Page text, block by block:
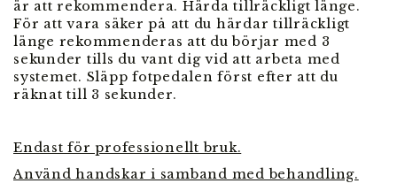
är att rekommendera. Härda tillräckligt länge.
För att vara säker på att du härdar tillräckligt
länge rekommenderas att du börjar med 3
sekunder tills du vant dig vid att arbeta med
systemet. Släpp fotpedalen först efter att du
räknat till 3 sekunder.
Endast för professionellt bruk.
Använd handskar i samband med behandling.